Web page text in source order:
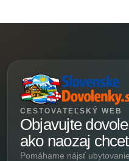
CESTOVATEĽSKÝ WEB
Objavujte
ako naozaj
Pomáhame nájsť